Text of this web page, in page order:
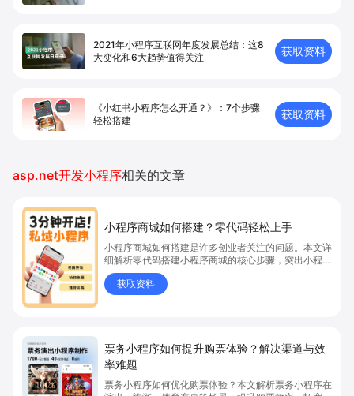
2021年小程序互联网年度发展总结：这8
大变化和6大趋势值得关注
获取资料
《小红书小程序怎么开通？》：7个步骤
轻松搭建
获取资料
asp.net开发小程序相关的文章
小程序商城如何搭建？零代码轻松上手
小程序商城如何搭建是许多创业者关注的问题。本文详
细解析零代码搭建小程序商城的核心步骤，突出小程序
商城、商城搭建与零代码开店优势，帮助你轻松实现商
品上架、全渠道销售及高效会员运营，快速开启线上卖
货新模式。点击获取详细操作指南！
获取资料
票务小程序如何提升购票体验？解决渠道与效
率难题
票务小程序如何优化购票体验？本文解析票务小程序在